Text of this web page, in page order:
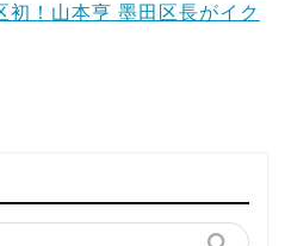
初！山本亨 墨田区長がイク